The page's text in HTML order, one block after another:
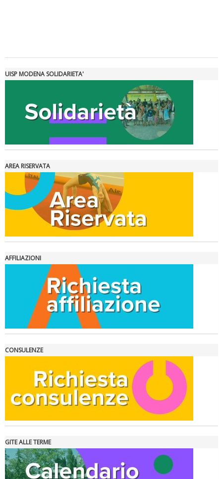
Tiziano Pesce a Radio InBlu2000 traccia il bilancio della stagione
Ddl Lobby, Uisp: “Il Parlamento valorizzi le nostre specificità"
UISP MODENA SOLIDARIETA'
AREA RISERVATA
AFFILIAZIONI
CONSULENZE
GITE ALLE TERME